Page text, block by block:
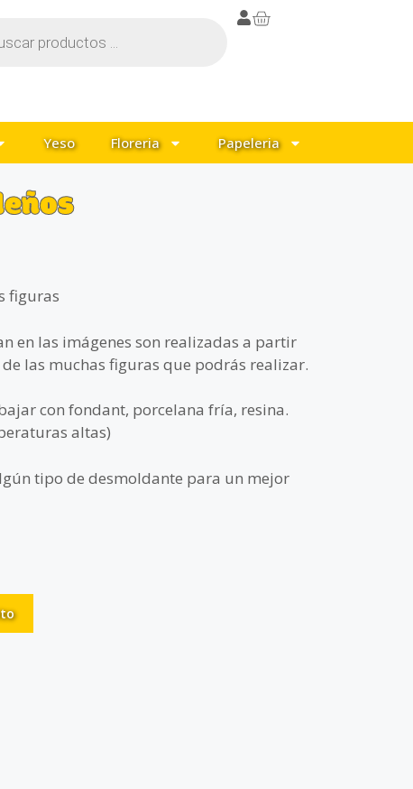
Yeso Floreria Papeleria
figuras
en las imágenes son realizadas a partir
las muchas figuras que podrás realizar.
con fondant, porcelana fría, resina.
altas)
tipo de desmoldante para un mejor